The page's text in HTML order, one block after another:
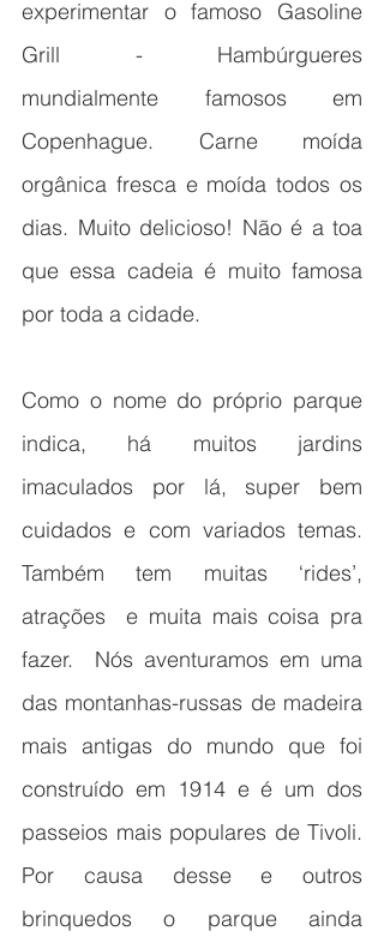
experimentar o famoso Gasoline
Grill - Hambúrgueres
mundialmente famosos em
Copenhague. Carne moída
orgânica fresca e moída todos os
dias. Muito delicioso! Não é a toa
que essa cadeia é muito famosa
por toda a cidade.
Como o nome do próprio parque
indica, há muitos jardins
imaculados por lá, super bem
cuidados e com variados temas.
Também tem muitas ‘rides’,
atrações  e muita mais coisa pra
fazer.  Nós aventuramos em uma
das montanhas-russas de madeira
mais antigas do mundo que foi
construído em 1914 e é um dos
passeios mais populares de Tivoli.
Por causa desse e outros
brinquedos o parque ainda